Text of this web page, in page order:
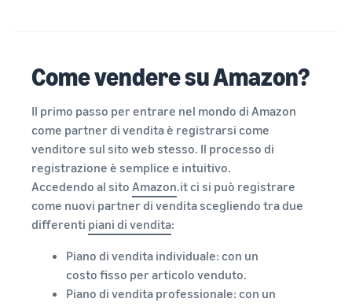
Come vendere su Amazon?
Il primo passo per entrare nel mondo di Amazon
come partner di vendita è registrarsi come
venditore sul sito web stesso. Il processo di
registrazione è semplice e intuitivo.
Accedendo al sito Amazon.it ci si può registrare
come nuovi partner di vendita scegliendo tra due
differenti piani di vendita:
Piano di vendita individuale: con un
costo fisso per articolo venduto.
Piano di vendita professionale: con un